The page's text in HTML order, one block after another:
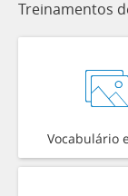
Treinamentos
Vocabulário